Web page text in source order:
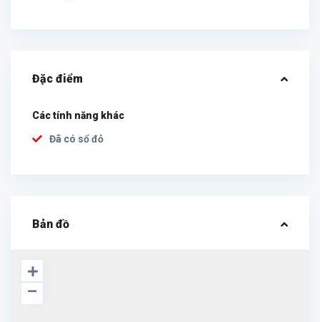
Đặc điểm
Các tính năng khác
Đã có sổ đỏ
Bản đồ